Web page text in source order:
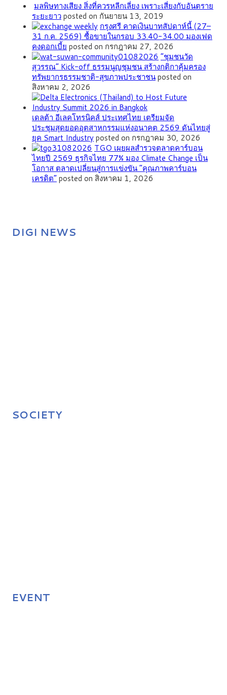
มลพิษทางเสียง สิ่งที่ควรหลีกเลี่ยง เพราะเสี่ยงกับอันตราย
ระยะยาวposted on กันยายน 13, 2019
กรุงศรี คาดเงินบาทสัปดาห์นี้ (27–
31 ก.ค. 2569) ซื้อขายในกรอบ 33.40-34.00 มองเฟด
คงดอกเบี้ย posted on กรกฎาคม 27, 2026
”ชุมชนวัด
สุวรรณ” Kick-off ธรรมนูญชุมชน สร้างกติกาคุ้มครอง
ทรัพยากรธรรมชาติ-สุขภาพประชาชนposted on
สิงหาคม 2, 2026
เดลต้า อีเลคโทรนิคส์ ประเทศไทย เตรียมจัด
ประชุมสุดยอดอุตสาหกรรมแห่งอนาคต 2569 ดันไทยสู่
ยุค Smart Industryposted on กรกฎาคม 30, 2026
TGO เผยผลสำรวจตลาดคาร์บอน
ไทยปี 2569 ธุรกิจไทย 77% มอง Climate Change เป็น
โอกาส ตลาดเปลี่ยนสู่การแข่งขัน “คุณภาพคาร์บอน
เครดิต”posted on สิงหาคม 1, 2026
DIGI NEWS
SOCIETY
EVENT